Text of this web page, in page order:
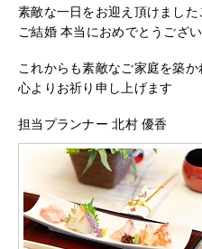
素敵な一日をお迎え頂けまし
ご結婚 本当におめでとうござ
これからも素敵なご家庭を築か
心よりお祈り申し上げます
担当プランナー 北村 優香